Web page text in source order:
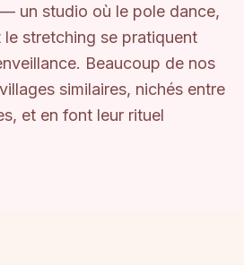
un studio où le pole dance,
le stretching se pratiquent
Beaucoup de nos
similaires, nichés entre
et en font leur rituel